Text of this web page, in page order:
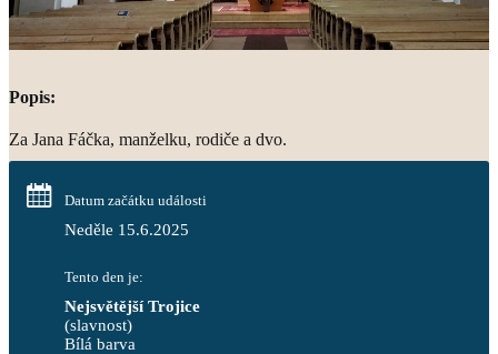
Popis:
Za Jana Fáčka, manželku, rodiče a dvo.
Datum začátku události
Neděle 15.6.2025
Tento den je:
Nejsvětější Trojice
(slavnost)
Bílá barva